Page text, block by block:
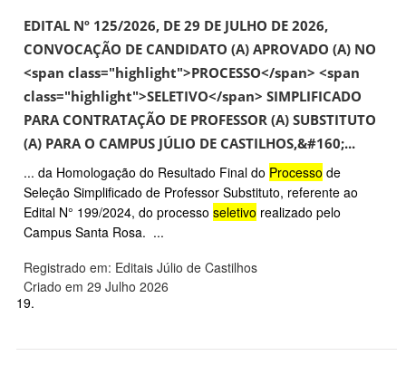
EDITAL Nº 125/2026, DE 29 DE JULHO DE 2026,
CONVOCAÇÃO DE CANDIDATO (A) APROVADO (A) NO
<span class="highlight">PROCESSO</span> <span
class="highlight">SELETIVO</span> SIMPLIFICADO
PARA CONTRATAÇÃO DE PROFESSOR (A) SUBSTITUTO
(A) PARA O CAMPUS JÚLIO DE CASTILHOS,&#160;...
... da Homologação do Resultado Final do Processo de
Seleção Simplificado de Professor Substituto, referente ao
Edital N° 199/2024, do processo seletivo realizado pelo
Campus Santa Rosa. ...
Registrado em: Editais Júlio de Castilhos
Criado em 29 Julho 2026
19.